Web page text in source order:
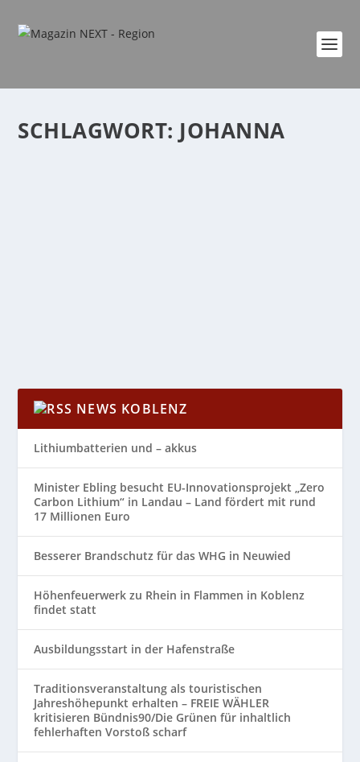
SCHLAGWORT: JOHANNA
NEWS KOBLENZ
Lithiumbatterien und – akkus
Minister Ebling besucht EU-Innovationsprojekt „Zero
Carbon Lithium“ in Landau – Land fördert mit rund
17 Millionen Euro
Besserer Brandschutz für das WHG in Neuwied
Höhenfeuerwerk zu Rhein in Flammen in Koblenz
findet statt
Ausbildungsstart in der Hafenstraße
Traditionsveranstaltung als touristischen
Jahreshöhepunkt erhalten – FREIE WÄHLER
kritisieren Bündnis90/Die Grünen für inhaltlich
fehlerhaften Vorstoß scharf